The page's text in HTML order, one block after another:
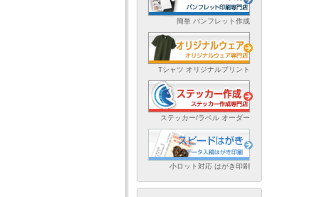
簡単 パンフレット作成
Tシャツ オリジナルプリント
ステッカー/ラベル オーダー
小ロット対応 はがき印刷